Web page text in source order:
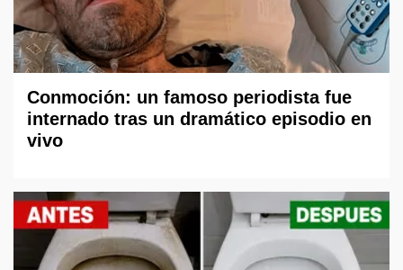
Conmoción: un famoso periodista fue
internado tras un dramático episodio en
vivo